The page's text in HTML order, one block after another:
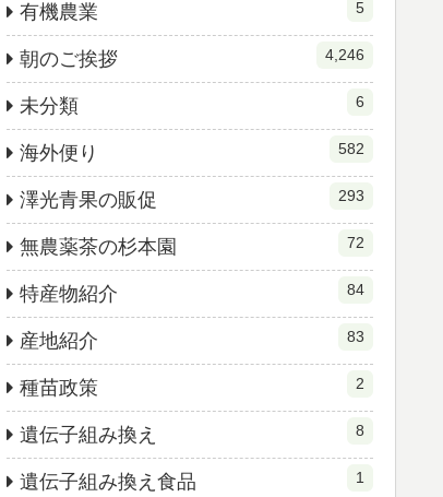
有機農業 5
朝のご挨拶 4,246
未分類 6
海外便り 582
澤光青果の販促 293
無農薬茶の杉本園 72
特産物紹介 84
産地紹介 83
種苗政策 2
遺伝子組み換え 8
遺伝子組み換え食品 1